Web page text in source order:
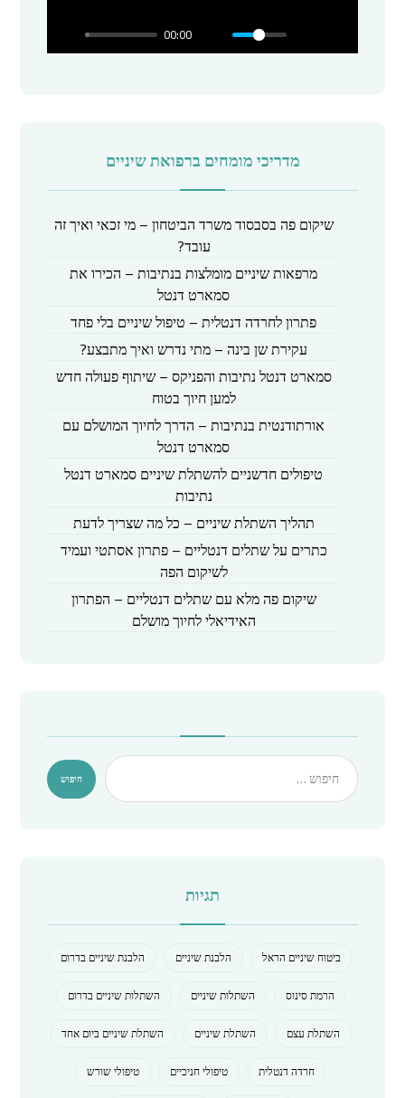
00:00
מדריכי מומחים ברפואת שיניים
שיקום פה בסבסוד משרד הביטחון – מי זכאי ואיך זה
עובד?
מרפאות שיניים מומלצות בנתיבות – הכירו את
סמארט דנטל
פתרון לחרדה דנטלית – טיפול שיניים בלי פחד
עקירת שן בינה – מתי נדרש ואיך מתבצע?
סמארט דנטל נתיבות והפניקס – שיתוף פעולה חדש
למען חיוך בטוח
אורתודנטית בנתיבות – הדרך לחיוך המושלם עם
סמארט דנטל
טיפולים חדשניים להשתלת שיניים סמארט דנטל
נתיבות
תהליך השתלת שיניים – כל מה שצריך לדעת
כתרים על שתלים דנטליים – פתרון אסתטי ועמיד
לשיקום הפה
שיקום פה מלא עם שתלים דנטליים – הפתרון
האידיאלי לחיוך מושלם
תגיות
ביטוח שיניים הראל הלבנת שיניים
הלבנת שיניים בדרום
הרמת סינוס
השתלות שיניים
השתלות שיניים בדרום
השתלת עצם
השתלת שיניים
השתלת שיניים ביום אחד
חרדה דנטלית
טיפולי חניכיים
טיפולי שורש